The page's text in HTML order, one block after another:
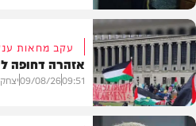
חדשות
עקב מחאות
אזהרה דחופה
09:51
09/08/26